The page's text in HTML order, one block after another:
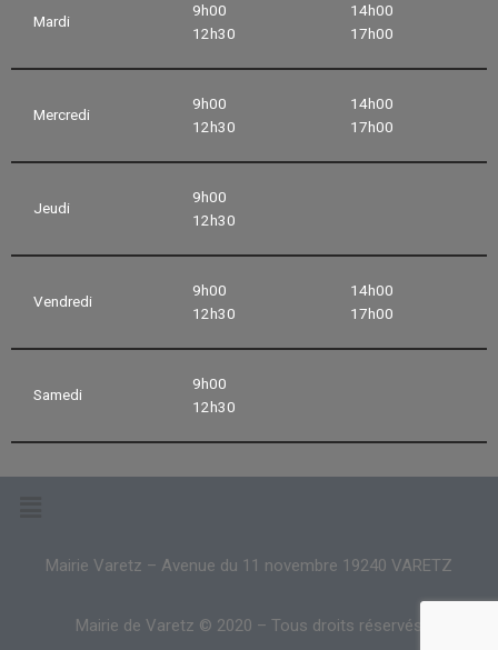
Mardi
9h00
12h30
14h00
17h00
Mercredi
9h00
12h30
14h00
17h00
Jeudi
9h00
12h30
Vendredi
9h00
12h30
14h00
17h00
Samedi
9h00
12h30
Mairie Varetz – Avenue du 11 novembre 19240 VARETZ
Mairie de Varetz © 2020 – Tous droits réservés